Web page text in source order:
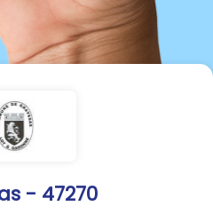
- 47270